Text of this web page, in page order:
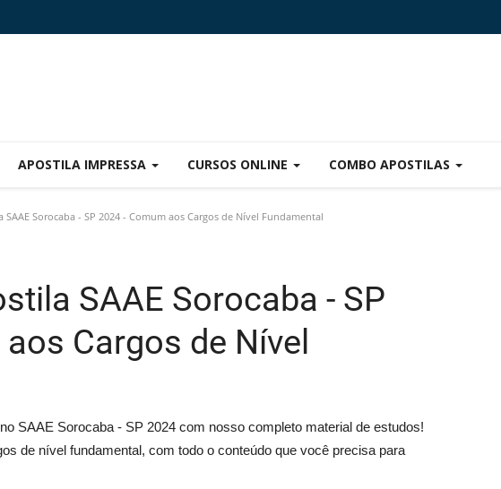
APOSTILA IMPRESSA CURSOS ONLINE COMBO APOSTILAS
SAAE Sorocaba - SP 2024 - Comum aos Cargos de Nível Fundamental
SAAE Sorocaba - SP
Cargos de Nível
SAAE Sorocaba - SP 2024 com nosso completo material de estudos!
de nível fundamental, com todo o conteúdo que você precisa para